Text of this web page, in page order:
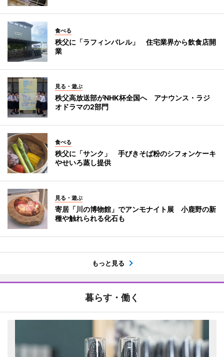
食べる
秩父に「ラフィンバレル」 住宅業界から飲食店開
業
見る・遊ぶ
秩父高放送部がNHK杯全国へ アナウンス・ラジ
オドラマの2部門
食べる
秩父に「サンク」 手びきそば粉のシフォンケーキ
やせいろ蒸し提供
見る・遊ぶ
寄居「川の博物館」でアンモナイト展 小鹿野の新
種や触れられる化石も
もっと見る
暮らす・働く